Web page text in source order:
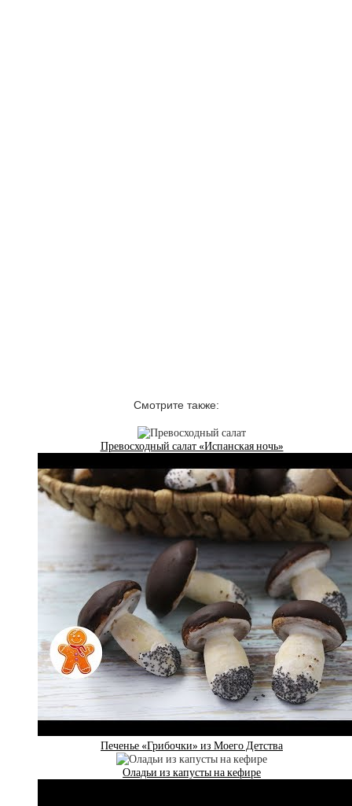
Смотрите также:
Превосходный салат «Испанская ночь»
Печенье «Грибочки» из Моего Детства
Оладьи из капусты на кефире